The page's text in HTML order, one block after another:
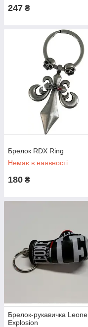
247 ₴
Брелок RDX Ring
Немає в наявності
180 ₴
Брелок-рукавичка Leone
Explosion